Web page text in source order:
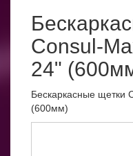
Consul-
24"
Бескаркасные щетки
(600мм)